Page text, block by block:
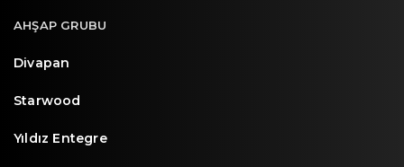
AHŞAP GRUBU
Divapan
Starwood
Yıldız Entegre